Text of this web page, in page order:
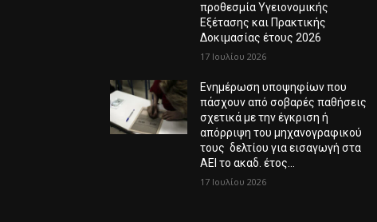
προθεσμία Υγειονομικής
Εξέτασης και Πρακτικής
Δοκιμασίας έτους 2026
17 Ιουλίου 2026
Ενημέρωση υποψηφίων που
πάσχουν από σοβαρές παθήσεις
σχετικά με την έγκριση ή
απόρριψη του μηχανογραφικού
τους δελτίου για εισαγωγή στα
ΑΕΙ το ακαδ. έτος...
17 Ιουλίου 2026